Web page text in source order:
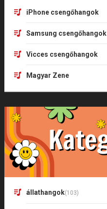
iPhone csengőhangok
Samsung csengőhangok
Vicces csengőhangok
Magyar Zene
állathangok(103)